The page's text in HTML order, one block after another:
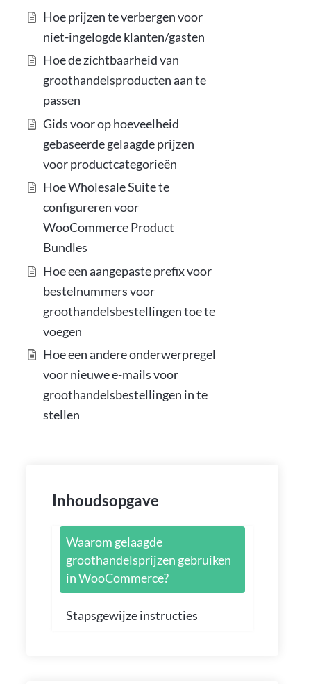
Hoe prijzen te verbergen voor
niet-ingelogde klanten/gasten
Hoe de zichtbaarheid van
groothandelsproducten aan te
passen
Gids voor op hoeveelheid
gebaseerde gelaagde prijzen
voor productcategorieën
Hoe Wholesale Suite te
configureren voor
WooCommerce Product
Bundles
Hoe een aangepaste prefix voor
bestelnummers voor
groothandelsbestellingen toe te
voegen
Hoe een andere onderwerpregel
voor nieuwe e-mails voor
groothandelsbestellingen in te
stellen
Inhoudsopgave
Waarom gelaagde
groothandelsprijzen gebruiken
in WooCommerce?
Stapsgewijze instructies